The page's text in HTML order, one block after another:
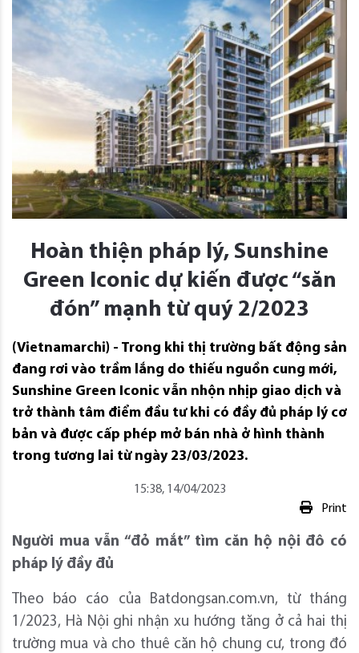
Hoàn thiện pháp lý, Sunshine
Green Iconic dự kiến được “săn
đón” mạnh từ quý 2/2023
(Vietnamarchi) - Trong khi thị trường bất động sản
đang rơi vào trầm lắng do thiếu nguồn cung mới,
Sunshine Green Iconic vẫn nhộn nhịp giao dịch và
trở thành tâm điểm đầu tư khi có đầy đủ pháp lý cơ
bản và được cấp phép mở bán nhà ở hình thành
trong tương lai từ ngày 23/03/2023.
15:38, 14/04/2023
Print
Người mua vẫn “đỏ mắt” tìm căn hộ nội đô có
pháp lý đầy đủ
Theo báo cáo của Batdongsan.com.vn, từ tháng
1/2023, Hà Nội ghi nhận xu hướng tăng ở cả hai thị
trường mua và cho thuê căn hộ chung cư, trong đó